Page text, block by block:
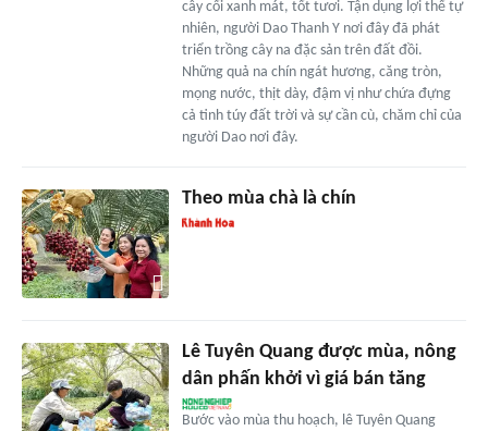
cây cối xanh mát, tốt tươi. Tận dụng lợi thế tự
nhiên, người Dao Thanh Y nơi đây đã phát
triển trồng cây na đặc sản trên đất đồi.
Những quả na chín ngát hương, căng tròn,
mọng nước, thịt dày, đậm vị như chứa đựng
cả tinh túy đất trời và sự cần cù, chăm chỉ của
người Dao nơi đây.
Theo mùa chà là chín
Lê Tuyên Quang được mùa, nông
dân phấn khởi vì giá bán tăng
Bước vào mùa thu hoạch, lê Tuyên Quang